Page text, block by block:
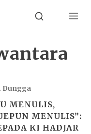
Search Menu
Dungga
MENULIS,
MENULIS”:
KI HADJAR